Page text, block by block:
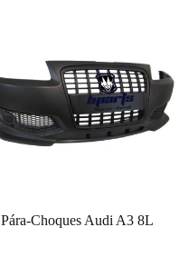
Pára-Choques Audi A3 8L